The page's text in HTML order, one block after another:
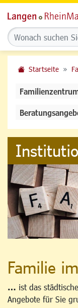
Startseite
Familie
… ist das
Angebote für Sie